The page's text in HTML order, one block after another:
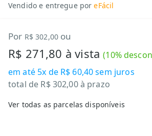
Vendido e entregue por eFácil
Por R$ 302,00 ou
R$ 271,80 à vista(10%
em até 5x de R$ 60,40sem juros
total de R$ 302,00à prazo
Ver todas as parcelas disponíveis